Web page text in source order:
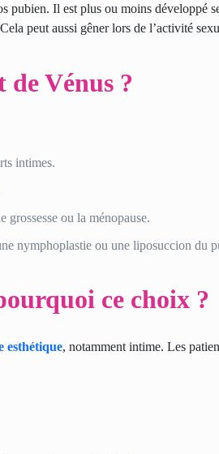
pubien. Il est plus ou moins développé
peut aussi gêner lors de l’activité
Vénus ?
intimes.
grossesse ou la ménopause.
nymphoplastie ou une liposuccion du
ce choix ?
esthétique, notamment intime. Les